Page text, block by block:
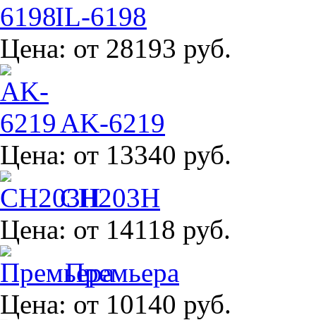
IL-6198
Цена: от 28193 руб.
AK-6219
Цена: от 13340 руб.
CH203H
Цена: от 14118 руб.
Премьера
Цена: от 10140 руб.